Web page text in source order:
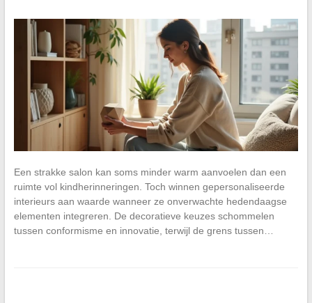
Een strakke salon kan soms minder warm aanvoelen dan een
ruimte vol kindherinneringen. Toch winnen gepersonaliseerde
interieurs aan waarde wanneer ze onverwachte hedendaagse
elementen integreren. De decoratieve keuzes schommelen
tussen conformisme en innovatie, terwijl de grens tussen…